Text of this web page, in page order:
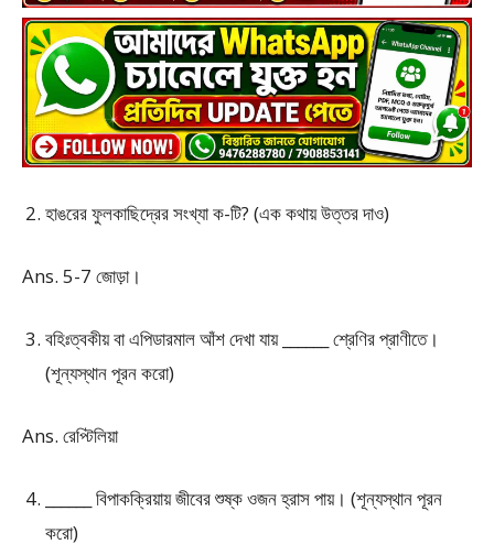
হাঙরের ফুলকাছিদ্রের সংখ্যা ক-টি? (এক কথায় উত্তর দাও)
Ans. 5-7 জোড়া।
বহিঃত্বকীয় বা এপিডারমাল আঁশ দেখা যায় ______ শ্রেণির প্রাণীতে।
(শূন্যস্থান পূরন করো)
Ans. রেপ্টিলিয়া
______ বিপাকক্রিয়ায় জীবের শুষ্ক ওজন হ্রাস পায়। (শূন্যস্থান পূরন
করো)